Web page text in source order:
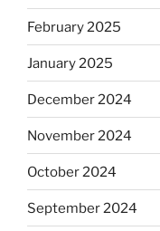
February 2025
January 2025
December 2024
November 2024
October 2024
September 2024